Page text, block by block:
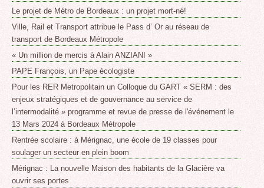
Le projet de Métro de Bordeaux : un projet mort-né!
Ville, Rail et Transport attribue le Pass d’ Or au réseau de
transport de Bordeaux Métropole
« Un million de mercis à Alain ANZIANI »
PAPE François, un Pape écologiste
Pour les RER Metropolitain un Colloque du GART « SERM : des
enjeux stratégiques et de gouvernance au service de
l’intermodalité » programme et revue de presse de l'événement le
13 Mars 2024 à Bordeaux Métropole
Rentrée scolaire : à Mérignac, une école de 19 classes pour
soulager un secteur en plein boom
Mérignac : La nouvelle Maison des habitants de la Glacière va
ouvrir ses portes